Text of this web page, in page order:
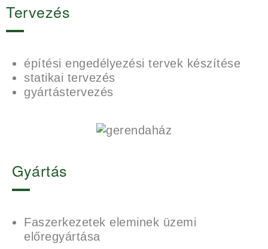
Tervezés
építési engedélyezési tervek készítése
statikai tervezés
gyártástervezés
Gyártás
Faszerkezetek eleminek üzemi
előregyártása